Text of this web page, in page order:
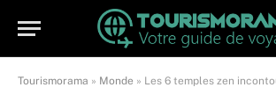
Tourismorama » Monde » Les 6 temples zen